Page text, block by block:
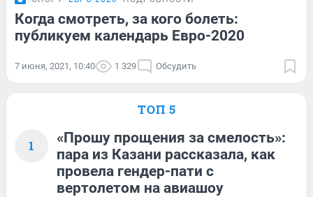
Когда смотреть, за кого болеть:
публикуем календарь Евро-2020
7 июня, 2021, 10:40 1 329 Обсудить
ТОП 5
1
«Прошу прощения за смелость»:
пара из Казани рассказала, как
провела гендер-пати с
вертолетом на авиашоу